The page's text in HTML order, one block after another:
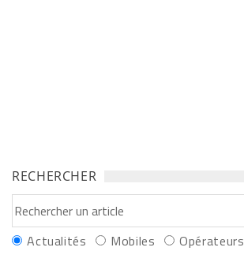
RECHERCHER
Actualités Mobiles Opérateurs